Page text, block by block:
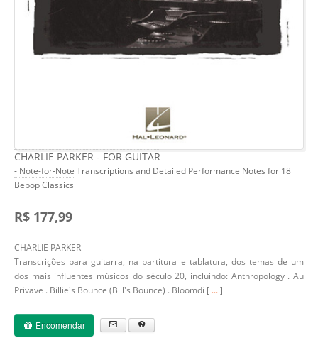
CHARLIE PARKER - FOR GUITAR
- Note-for-Note Transcriptions and Detailed Performance Notes for 18
Bebop Classics
R$ 177,99
CHARLIE PARKER
Transcrições para guitarra, na partitura e tablatura, dos temas de um
dos mais influentes músicos do século 20, incluindo: Anthropology . Au
Privave . Billie's Bounce (Bill's Bounce) . Bloomdi [ ...]
Encomendar